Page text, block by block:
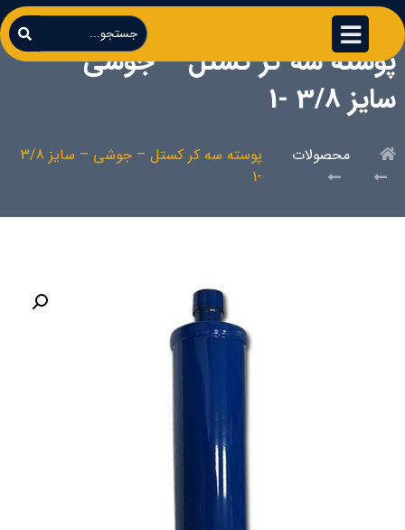
پوسته سه کر کستل – جوشی –
سایز 3/8 -1
محصولات
پوسته سه کر کستل – جوشی – سایز 3/8
-1